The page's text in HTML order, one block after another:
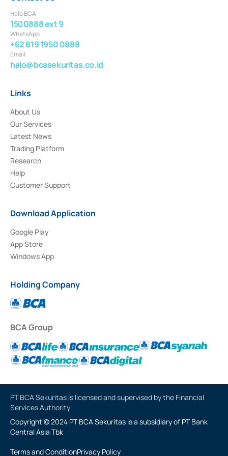
Halo BCA
1500888 ext 9
WhatsApp
+62 819 1950 0888
Email
halo@bcasekuritas.co.id
Links
About Us
Our Services
Latest News
Trading Platform
Research
Help
Customer Support
Download Application
Google Play
App Store
Windows App
Holding Company
BCA Group
PT BCA Sekuritas is licensed and supervised by the Financial
Services Authority
Copyright © 2024 PT BCA Sekuritas is a subsidiary of PT Bank
Central Asia Tbk
Terms and ConditionPrivacy Policy